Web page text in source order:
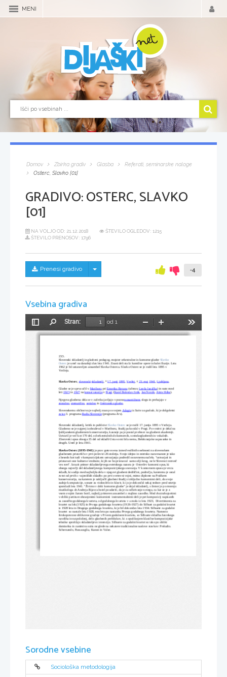
MENI
Domov Zbirka gradiv Glasba
Referati, seminarske naloge
Osterc, Slavko [01]
GRADIVO:OSTERC, SLAVKO
[01]
NA VOLJO OD: 21.12.2018
ŠTEVILO OGLEDOV: 1215
ŠTEVILO PRENOSOV: 1796
Prenesi gradivo Skrij/prikaži meni -4
Vsebina gradiva
Preklopi
stransko
Stran:
od 1
Pomanjšaj
23.5.
Slovenski skladatelj in glasbeni pedagog, mojster orkestralne in komorne glasbe Slavko
Osterc je umrl na današnji dan leta 1941. Znani deli sta Iz komične opere in balet Iluzije. Leta
1962 je bil ustanovljen ansambel Slavka Osterca. Slavko Osterc se je rodil leta 1895 v
Veržeju.
Slavko Osterc, slovenski skladatelj , * 17. junij 1895 , Veržej , † 23. maj 1941 , Ljubljana
Glasbe se je sprva učil v Mariboru pri Emeriku Beranu (učencu Leoša Janáčka) in nato med
leti 1925 in 1927 na konservatoriju v Pragi (Karel Boleslav Jirák Jan Novák , Alois Hába).
Njegova glasbena dela se v začetku javljajo v poznoromantičnem slogu in prehajajo v
atonalno, atematično serialno in četrttonsko glasbo .
Slovenskemu občinstvu je najbolj znan po svojem Adagiu iz Suite za godala , ki je dolgoletni
aviso 3. programa Radia Slovenije (programa Ars).
Slovenski skladatelj, kritik in publicist Slavko Osterc se je rodil 17. junija 1895 v Veržeju.
Glasbeno se je najprej izobraževal v Mariboru, študij pa končal v Pragi. Po vrnitvi je delal na
ljubljanskem glasbenem konservatoriju, kasneje pa je postal profesor na glasbeni akademiji.
Ustvaril je več kot 170 del, od orkestralnih do komornih, scenskoglasbenih in vokalnih.
Zborovski opus obsega 35 del od skladb Usta so mi bila nema, Belokranjske uspavanke in
drugih. Umrl je leta 1941.
Slavko Osterc (1895-1941) je prav gotovo ena izmed vodilnih osebnosti na slovenskem
glasbenem prizorišču v prvi polovici 20.stoletja. Svojo idejno in estetsko naravnanost je tako
z besedo kot tudi v kompozicijskem ustvarjanju podredil osnovnemu načelu. "ustvarjati in
priznavati one kulturne vrednote, ki jih ne bo priznaval samo ožji krog, ne le Slovenci temveč
ves svet". Izrazit primer skladateljevega estetskega nazora je Osterčev komorni opus, ki
obsega največji del skladateljevega kompozicijskega snovanja. V komornem opusu je vrsta
skladb, ki sodijo med najboljša dela v njegovi glasbeni dediščini, področju, kateremu je ostal
zvest od prvih » vajeniških skladb« po prvi svetovni vojni, mimo diplome na Praškem
konservatoriju, na katerem je zaključil glasbeni študij z izključno komornimi deli, do svoje
zadnje kompozicije, sonate za violončelo in klavir, ki jo je dokončal nekaj tednov pred smrtjo
spomladi leta 1941. "Živimo v dobi komorne glasbe" je dejal skladatelj, s čemer je po mnenju
muzikologa dr.Andreja Rijavca hotel poudariti, da je za odkrivanje novega, za kar se je z
vsem svojim žarom boril, najbolj primeren ansambel z majhno zasedbo. Med dvaindvajsetimi
v obliki partiture ohranjenimi komornimi instrumentalnimi deli je pet kompozicij napisanih
za zasedbo godalnega kvarteta, od godalnega kvarteta v a molu iz leta 1923, Divertimenta za
kvartet na lok (1925) in Prvega godalnega kvarteta (1926-1927) do Silhuet za godalni kvartet
iz 1928 leta in Drugega godalnega kvarteta, ki je bil dokončan leta 1934. Silhuete za godalni
kvartet so nastale leta 1928, eno leto po nastanku Prvega godalnega kvarteta. Namesto
širokopotezne oblikovne gradnje v Prvem godalnem kvartetu, so Silhuete skladba žanrskega
navdiha in razpoloženj, delo glasbenih prebliskov, ki z opuščanjem klasične kompozicijske
tehnike sproščajo skladateljevo invencijo. Silhuete za godalni kvartet so tako po obliki
domiselna in zanimiva suita ne glede na nekatere tradicionalne naslove stavkov: Preludio.
Scherzando, Passacaglia, Kanon in Valse.
Sorodne vsebine
Sociološka metodologija